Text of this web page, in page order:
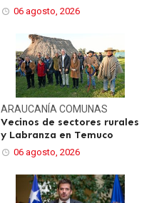
06 agosto, 2026
ARAUCANÍA COMUNAS
Vecinos de sectores rurales
y Labranza en Temuco
06 agosto, 2026